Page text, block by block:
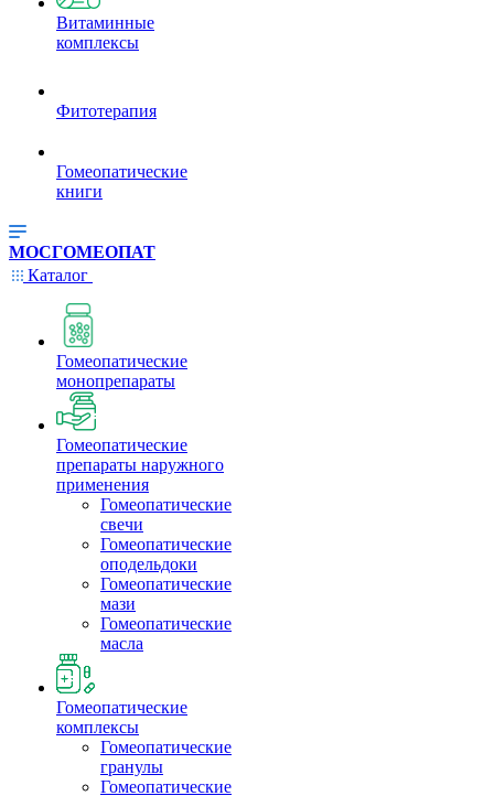
Витаминные
комплексы
Фитотерапия
Гомеопатические
книги
МОСГОМЕОПАТ
Каталог
Гомеопатические
монопрепараты
Гомеопатические
препараты наружного
применения
Гомеопатические
свечи
Гомеопатические
оподельдоки
Гомеопатические
мази
Гомеопатические
масла
Гомеопатические
комплексы
Гомеопатические
гранулы
Гомеопатические